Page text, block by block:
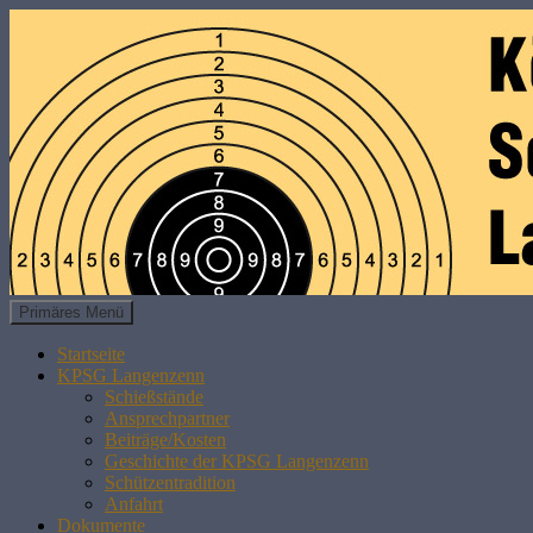
KPSG LANGENZENN
Suchen
Primäres Menü
Inhalt
Startseite
KPSG Langenzenn
Schießstände
Ansprechpartner
Beiträge/Kosten
Geschichte der KPSG Langenzenn
Schützentradition
Anfahrt
Dokumente